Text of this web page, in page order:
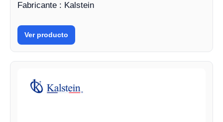
Fabricante : Kalstein
Ver producto